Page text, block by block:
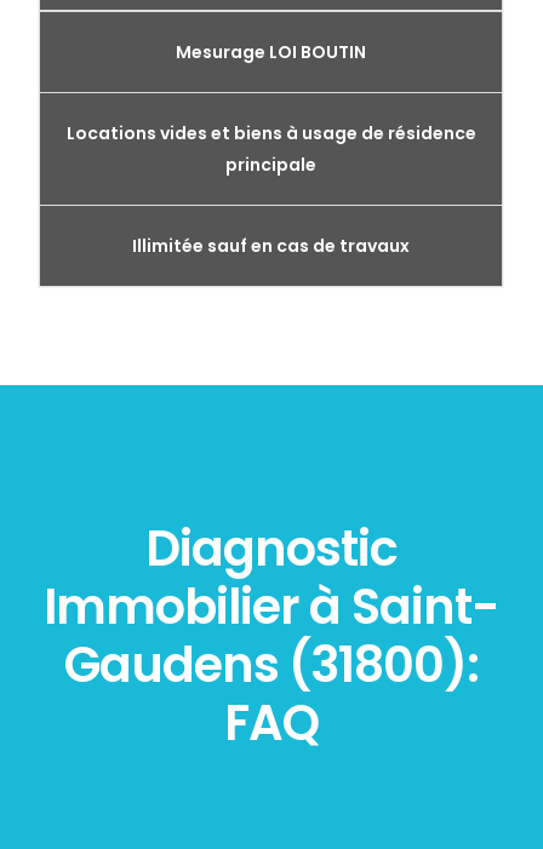
Mesurage LOI BOUTIN
Locations vides et biens à usage de résidence
principale
Illimitée sauf en cas de travaux
Diagnostic
Immobilier à Saint-
Gaudens (31800):
FAQ